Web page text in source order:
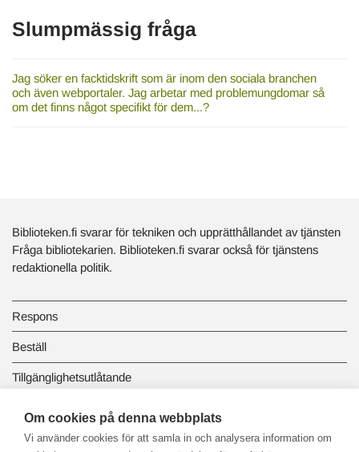
Slumpmässig fråga
Jag söker en facktidskrift som är inom den sociala branchen
och även webportaler. Jag arbetar med problemungdomar så
om det finns något specifikt för dem...?
Biblioteken.fi svarar för tekniken och upprätthållandet av tjänsten
Fråga bibliotekarien. Biblioteken.fi svarar också för tjänstens
redaktionella politik.
Respons
Beställ
Tillgänglighetsutlåtande
Dataskydd och registerbeskrivningar
Länkbiblioteket
Om cookies på denna webbplats
Vi använder cookies för att samla in och analysera information om